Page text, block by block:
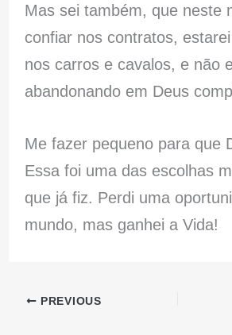
Mas sei também, que neste
confiar nos contratos,
nos carros e cavalos, e não
abandonando em Deus
Me fazer pequeno para que
Essa foi uma das escolhas
que já fiz. Perdi uma
mundo, mas ganhei a Vida!
PREVIOUS